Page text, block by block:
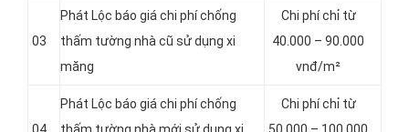
03
Phát Lộc báo giá chi phí chống
thấm tường nhà cũ sử dụng xi
măng
Chi phí chỉ từ
40.000 – 90.000
vnđ/m²
Phát Lộc báo giá chi phí chống
Chi phí chỉ từ